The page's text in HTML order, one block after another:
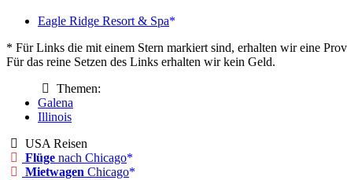
Eagle Ridge Resort & Spa
* Für Links die mit einem Stern markiert sind, erhalten wir eine
Für das reine Setzen des Links erhalten wir kein Geld.
Themen:
Galena
Illinois
USA Reisen
Flüge nach Chicago
Mietwagen Chicago